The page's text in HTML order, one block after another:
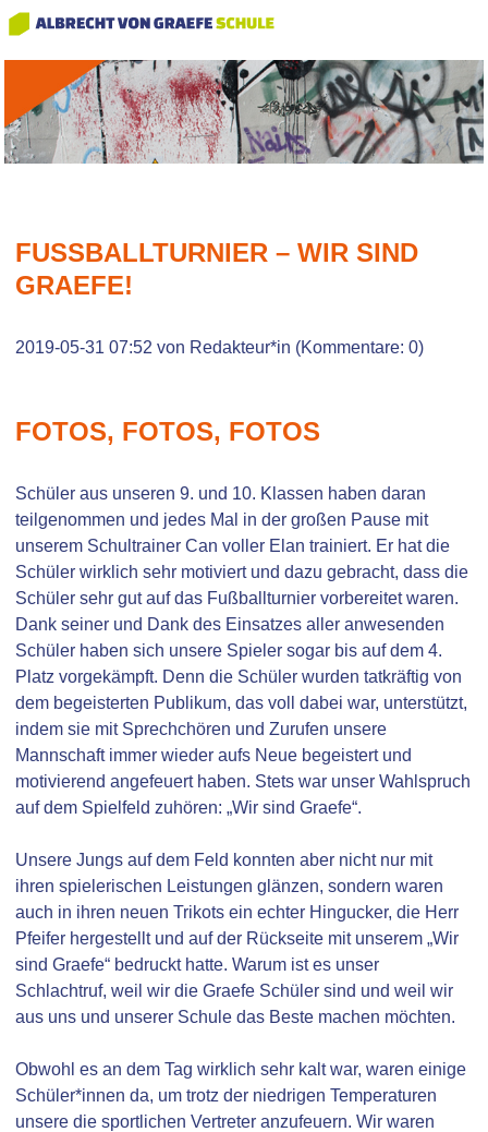
FUSSBALLTURNIER – WIR SIND G
RAEFE!
2019-05-31 07:52 von Redakteur*in (Kommentare: 0)
FOTOS, FOTOS, FOTOS
Schüler aus unseren 9. und 10. Klassen haben daran
teilgenommen und jedes Mal in der großen Pause mit
unserem Schultrainer Can voller Elan trainiert. Er hat die
Schüler wirklich sehr motiviert und dazu gebracht, dass die
Schüler sehr gut auf das Fußballturnier vorbereitet waren.
Dank seiner und Dank des Einsatzes aller anwesenden
Schüler haben sich unsere Spieler sogar bis auf dem 4.
Platz vorgekämpft. Denn die Schüler wurden tatkräftig von
dem begeisterten Publikum, das voll dabei war, unterstützt,
indem sie mit Sprechchören und Zurufen unsere
Mannschaft immer wieder aufs Neue begeistert und
motivierend angefeuert haben. Stets war unser Wahlspruch
auf dem Spielfeld zuhören: „Wir sind Graefe“.
Unsere Jungs auf dem Feld konnten aber nicht nur mit
ihren spielerischen Leistungen glänzen, sondern waren
auch in ihren neuen Trikots ein echter Hingucker, die Herr
Pfeifer hergestellt und auf der Rückseite mit unserem „Wir
sind Graefe“ bedruckt hatte. Warum ist es unser
Schlachtruf, weil wir die Graefe Schüler sind und weil wir
aus uns und unserer Schule das Beste machen möchten.
Obwohl es an dem Tag wirklich sehr kalt war, waren einige
Schüler*innen da, um trotz der niedrigen Temperaturen
unsere die sportlichen Vertreter anzufeuern. Wir waren